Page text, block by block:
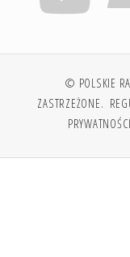
© POLSKIE
ZASTRZEŻONE.
PRYWATNOŚCI